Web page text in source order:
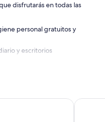
disfrutarás en todas las
personal gratuitos y
y escritorios
Axel